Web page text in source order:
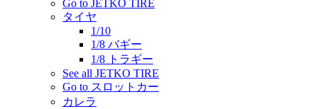
Go to JETKO TIRE
タイヤ
1/10
1/8 バギー
1/8 トラギー
See all JETKO TIRE
Go to スロットカー
カレラ